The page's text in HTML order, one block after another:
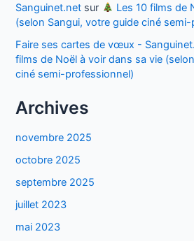
Sanguinet.net sur
Les 10 films de
(selon Sangui, votre guide ciné
Faire ses cartes de vœux -
films de Noël à voir dans sa vie
ciné semi-professionnel)
Archives
novembre 2025
octobre 2025
septembre 2025
juillet 2023
mai 2023